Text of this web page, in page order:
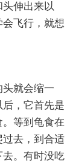
伸出来以
飞行，就想
就会缩一
，它首先是
等到龟食在
去，到合适
。有时没吃